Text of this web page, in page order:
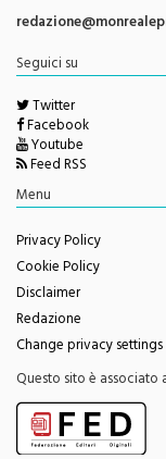
Seguici su
Twitter
Facebook
Youtube
Feed RSS
Menu
Privacy Policy
Cookie Policy
Disclaimer
Redazione
Change privacy settings
Questo sito è associato